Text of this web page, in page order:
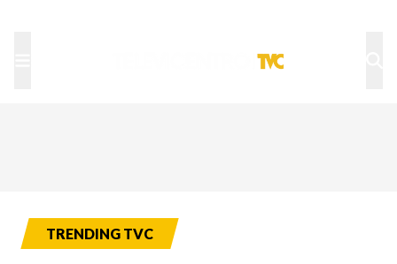
TRENDING TVC